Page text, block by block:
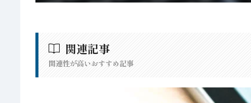
関連記事
関連性が高いおすすめ記事